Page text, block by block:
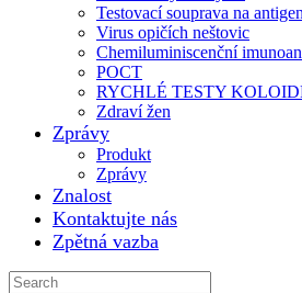
Testovací souprava na
Virus opičích neštovic
Chemiluminiscenční
POCT
RYCHLÉ TESTY
Zdraví žen
Zprávy
Produkt
Zprávy
Znalost
Kontaktujte nás
Zpětná vazba